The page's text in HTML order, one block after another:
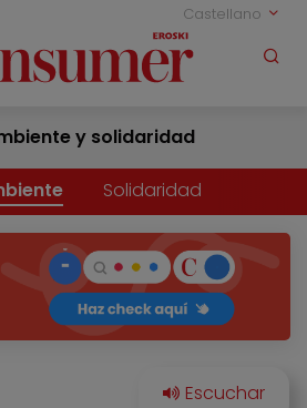
Castellano
y solidaridad
Solidaridad